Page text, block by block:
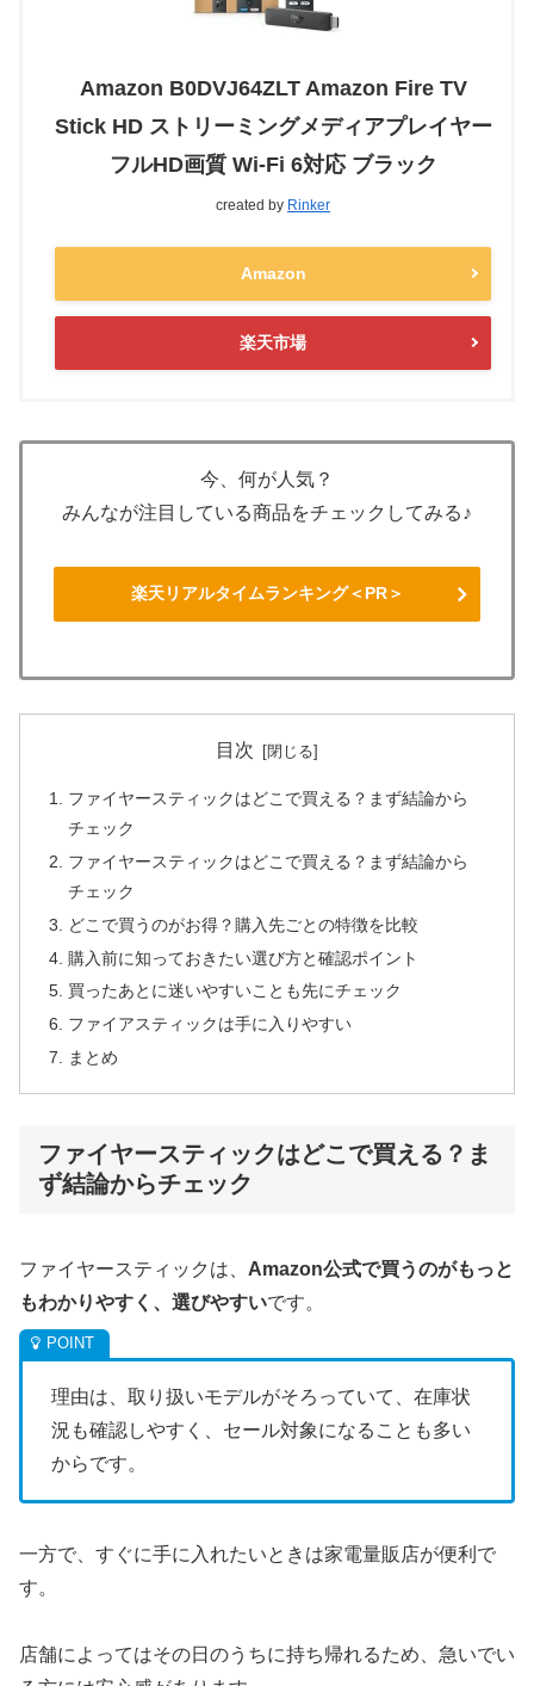
Amazon B0DVJ64ZLT Amazon Fire TV
Stick HD ストリーミングメディアプレイヤー
フルHD画質 Wi-Fi 6対応 ブラック
created by Rinker
Amazon
楽天市場
今、何が人気？
みんなが注目している商品をチェックしてみる♪
楽天リアルタイムランキング＜PR＞
目次
ファイヤースティックはどこで買える？まず結論から
チェック
ファイヤースティックはどこで買える？まず結論から
チェック
どこで買うのがお得？購入先ごとの特徴を比較
購入前に知っておきたい選び方と確認ポイント
買ったあとに迷いやすいことも先にチェック
ファイアスティックは手に入りやすい
まとめ
ファイヤースティックはどこで買える？ま
ず結論からチェック
ファイヤースティックは、 Amazon公式で買うのがもっと
もわかりやすく、選びやすいです。
理由は、取り扱いモデルがそろっていて、在庫状
況も確認しやすく、セール対象になることも多い
からです。
一方で、すぐに手に入れたいときは家電量販店が便利で
す。
店舗によってはその日のうちに持ち帰れるため、急いでい